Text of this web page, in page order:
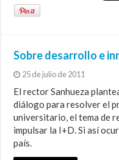
Sobre desarrollo e
25 de julio de 2011
El rector Sanhueza
diálogo para resolver el
universitario, el tema de
impulsar la I+D. Si así
país.